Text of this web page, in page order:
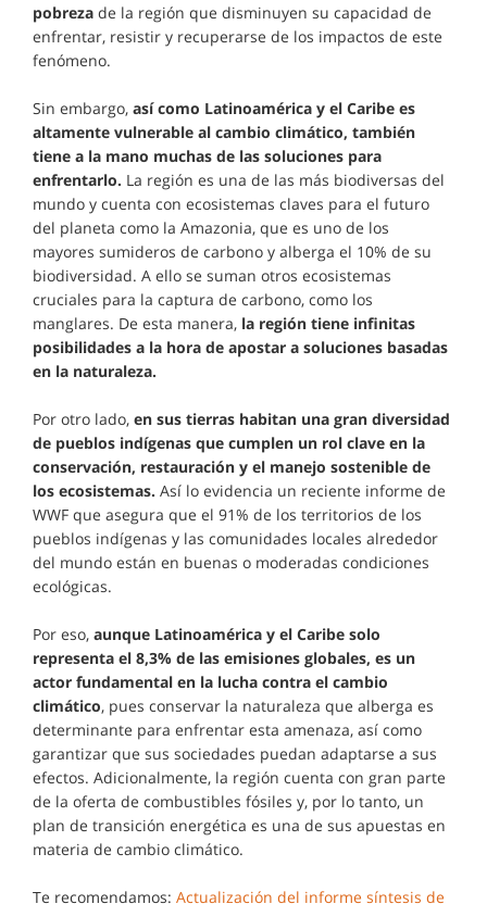
pobreza de la región que disminuyen su capacidad de
enfrentar, resistir y recuperarse de los impactos de este
fenómeno.
Sin embargo, así como Latinoamérica y el Caribe es
altamente vulnerable al cambio climático, también
tiene a la mano muchas de las soluciones para
enfrentarlo. La región es una de las más biodiversas del
mundo y cuenta con ecosistemas claves para el futuro
del planeta como la Amazonia, que es uno de los
mayores sumideros de carbono y alberga el 10% de su
biodiversidad. A ello se suman otros ecosistemas
cruciales para la captura de carbono, como los
manglares. De esta manera, la región tiene infinitas
posibilidades a la hora de apostar a soluciones basadas
en la naturaleza.
Por otro lado, en sus tierras habitan una gran diversidad
de pueblos indígenas que cumplen un rol clave en la
conservación, restauración y el manejo sostenible de
los ecosistemas. Así lo evidencia un reciente informe de
WWF que asegura que el 91% de los territorios de los
pueblos indígenas y las comunidades locales alrededor
del mundo están en buenas o moderadas condiciones
ecológicas.
Por eso, aunque Latinoamérica y el Caribe solo
representa el 8,3% de las emisiones globales, es un
actor fundamental en la lucha contra el cambio
climático, pues conservar la naturaleza que alberga es
determinante para enfrentar esta amenaza, así como
garantizar que sus sociedades puedan adaptarse a sus
efectos. Adicionalmente, la región cuenta con gran parte
de la oferta de combustibles fósiles y, por lo tanto, un
plan de transición energética es una de sus apuestas en
materia de cambio climático.
Te recomendamos: Actualización del informe síntesis de